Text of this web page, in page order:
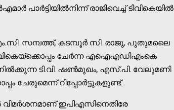
പാർട്ടിയില്‍നിന്ന് രാജിവെച്ച്‌ ടിവികെയില്‍
സമ്പത്ത്, കടമ്പൂർ സി. രാജു, പുതുമലൈ
ചേർന്ന എഐഎഡിഎംകെ
ടി.വി. ഷണ്‍മുഖം, എസ്.പി. വേലുമണി
ചേരുമെന്ന് റിപ്പോർട്ടുകളുണ്ട്.
ഇപിഎസിനെതിരേ